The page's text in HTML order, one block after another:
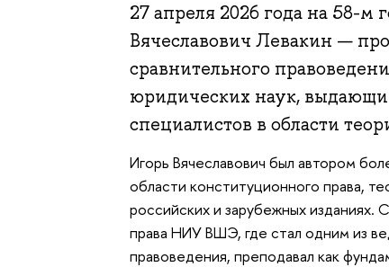
27 апреля 2026 года на 58-м
Вячеславович Левакин —
сравнительного
юридических наук,
специалистов в области
Игорь Вячеславович был автором
области конституционного права,
российских и зарубежных изданиях.
права НИУ ВШЭ, где стал одним из
правоведения, преподавал как